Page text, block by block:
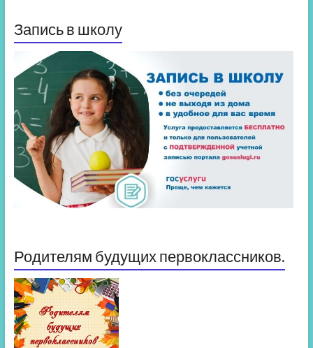
Запись в школу
Родителям будущих первоклассников.